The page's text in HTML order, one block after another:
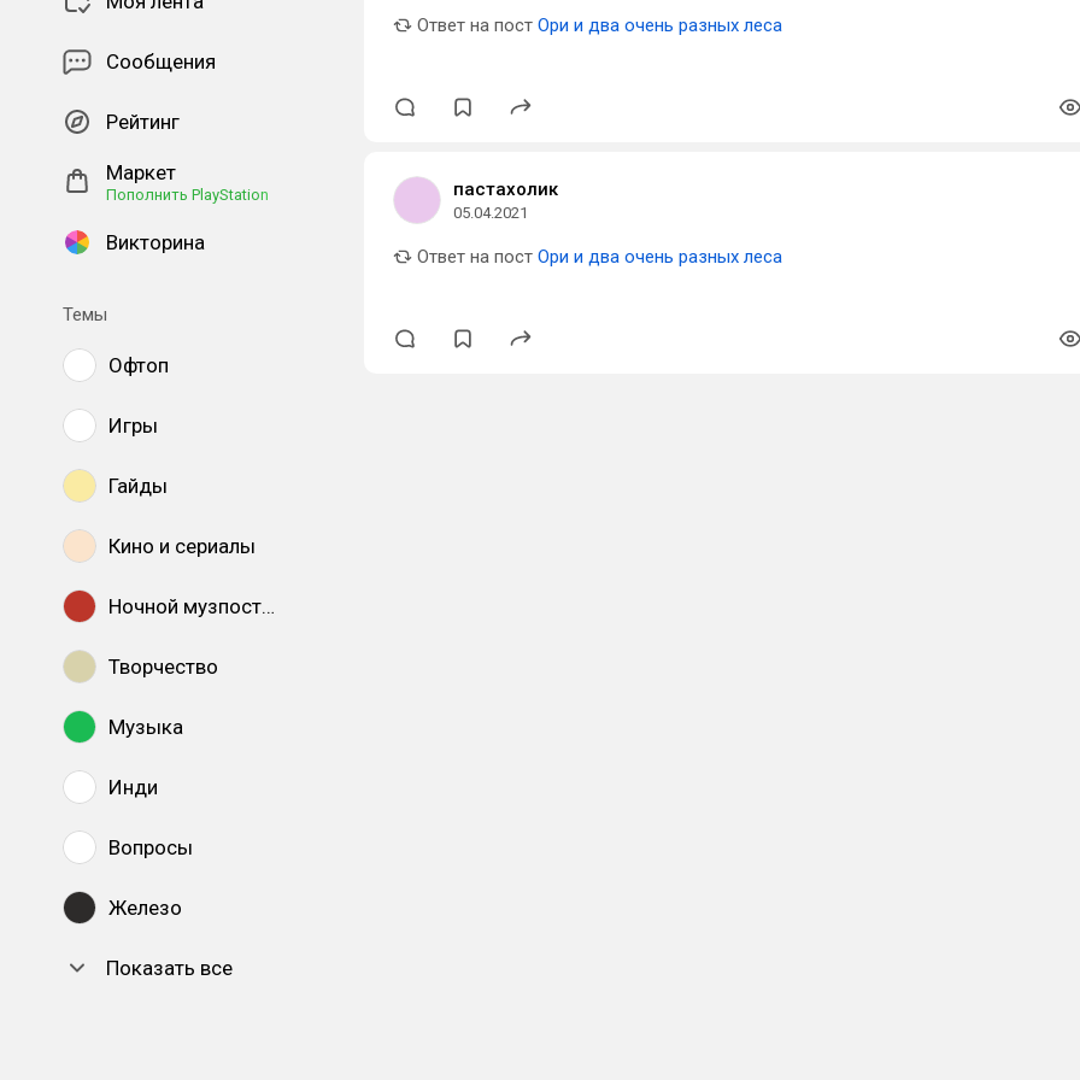
Сообщения
Рейтинг
Маркет
Пополнить PlayStation
Викторина
Темы
Офтоп
Игры
Гайды
Кино и сериалы
Ночной музпостинг
Творчество
Музыка
Инди
Вопросы
Железо
Показать все
Ответ на пост Ори и два очень разных леса
пастахолик
05.04.2021
Ответ на пост Ори и два очень разных леса